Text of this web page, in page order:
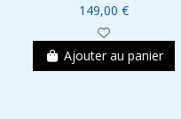
149,00 €
Ajouter au panier